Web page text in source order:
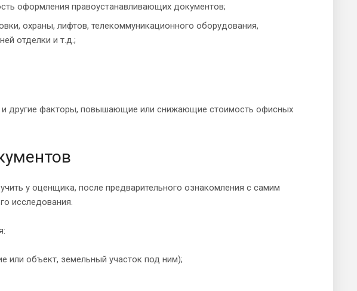
оформления правоустанавливающих документов;
охраны, лифтов, телекоммуникационного оборудования,
отделки и т.д.;
и другие факторы, повышающие или снижающие стоимость офисных
у оценщика, после предварительного ознакомления с самим
исследования.
или объект, земельный участок под ним);